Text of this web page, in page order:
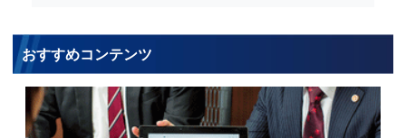
おすすめコンテンツ